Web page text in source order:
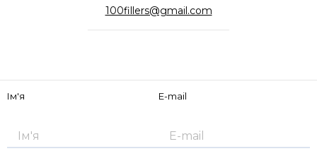
100fillers@gmail.com
Ім'я E-mail